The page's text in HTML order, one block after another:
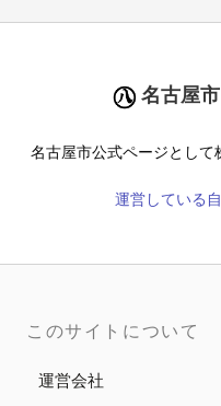
名古屋市
名古屋市公式ページとして
運営している
このサイトについて
運営会社